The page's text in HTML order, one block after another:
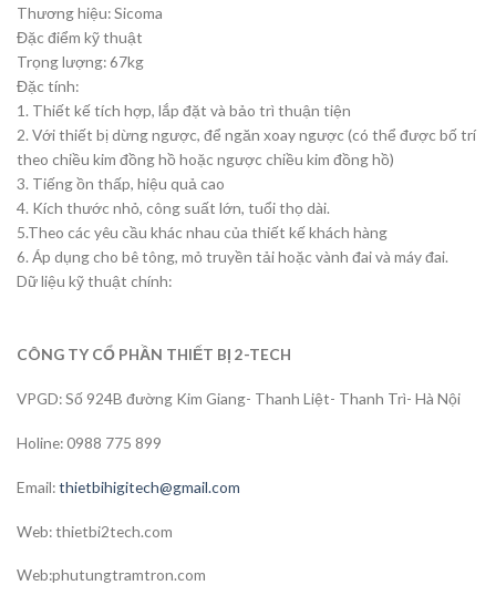
Thương hiệu: Sicoma
Đặc điểm kỹ thuật
Trọng lượng: 67kg
Đặc tính:
1. Thiết kế tích hợp, lắp đặt và bảo trì thuận tiện
2. Với thiết bị dừng ngược, để ngăn xoay ngược (có thể được bố trí
theo chiều kim đồng hồ hoặc ngược chiều kim đồng hồ)
3. Tiếng ồn thấp, hiệu quả cao
4. Kích thước nhỏ, công suất lớn, tuổi thọ dài.
5.Theo các yêu cầu khác nhau của thiết kế khách hàng
6. Áp dụng cho bê tông, mỏ truyền tải hoặc vành đai và máy đai.
Dữ liệu kỹ thuật chính:
CÔNG TY CỔ PHẦN THIẾT BỊ 2-TECH
VPGD: Số 924B đường Kim Giang- Thanh Liệt- Thanh Trì- Hà Nội
Holine: 0988 775 899
Email:thietbihigitech@gmail.com
Web: thietbi2tech.com
Web:phutungtramtron.com